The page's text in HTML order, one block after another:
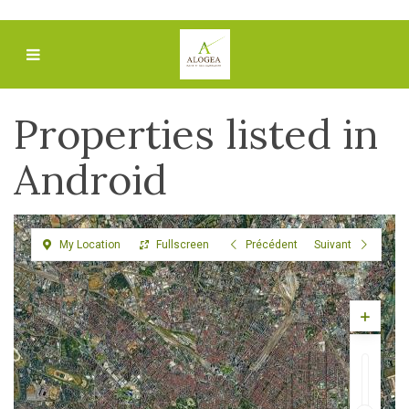
Properties listed in
Android
My Location Fullscreen Précédent Suivant